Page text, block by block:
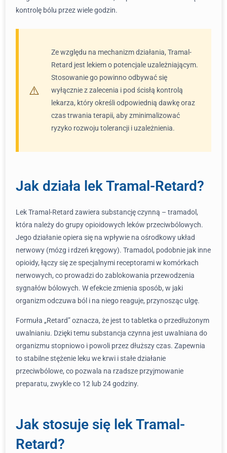
kontrolę bólu przez wiele godzin.
Ze względu na mechanizm działania, Tramal-
Retard jest lekiem o potencjale uzależniającym.
Stosowanie go powinno odbywać się
wyłącznie z zalecenia i pod ścisłą kontrolą
lekarza, który określi odpowiednią dawkę oraz
czas trwania terapii, aby zminimalizować
ryzyko rozwoju tolerancji i uzależnienia.
Jak działa lek Tramal-Retard?
Lek Tramal-Retard zawiera substancję czynną – tramadol,
która należy do grupy opioidowych leków przeciwbólowych.
Jego działanie opiera się na wpływie na ośrodkowy układ
nerwowy (mózg i rdzeń kręgowy). Tramadol, podobnie jak inne
opioidy, łączy się ze specjalnymi receptorami w komórkach
nerwowych, co prowadzi do zablokowania przewodzenia
sygnałów bólowych. W efekcie zmienia sposób, w jaki
organizm odczuwa ból i na niego reaguje, przynosząc ulgę.
Formuła „Retard” oznacza, że jest to tabletka o przedłużonym
uwalnianiu. Dzięki temu substancja czynna jest uwalniana do
organizmu stopniowo i powoli przez dłuższy czas. Zapewnia
to stabilne stężenie leku we krwi i stałe działanie
przeciwbólowe, co pozwala na rzadsze przyjmowanie
preparatu, zwykle co 12 lub 24 godziny.
Jak stosuje się lek Tramal-
Retard?